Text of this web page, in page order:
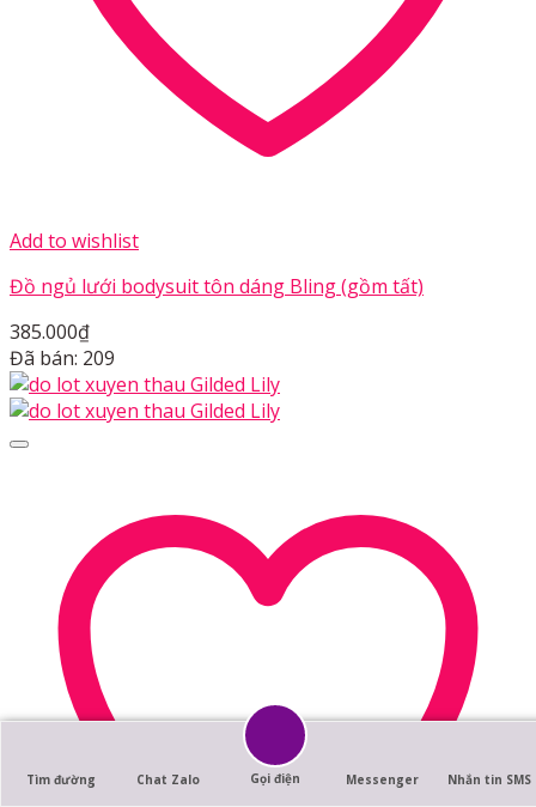
Add to wishlist
Đồ ngủ lưới bodysuit tôn dáng Bling (gồm tất)
385.000₫
Đã bán: 209
Tìm đường Chat Zalo Gọi điện Messenger Nhắn tin SMS